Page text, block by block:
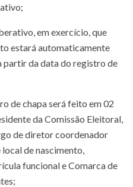
em exercício, que
estará automaticamente
partir da data do registro de
de chapa será feito em 02
da Comissão Eleitoral,
de diretor coordenador
de nascimento,
funcional e Comarca de